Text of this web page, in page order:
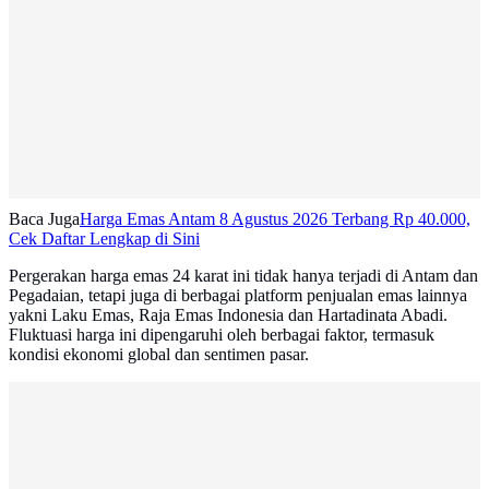
Baca JugaHarga Emas Antam 8 Agustus 2026 Terbang Rp 40.000,
Cek Daftar Lengkap di Sini
Pergerakan harga emas 24 karat ini tidak hanya terjadi di Antam dan
Pegadaian, tetapi juga di berbagai platform penjualan emas lainnya
yakni Laku Emas, Raja Emas Indonesia dan Hartadinata Abadi.
Fluktuasi harga ini dipengaruhi oleh berbagai faktor, termasuk
kondisi ekonomi global dan sentimen pasar.